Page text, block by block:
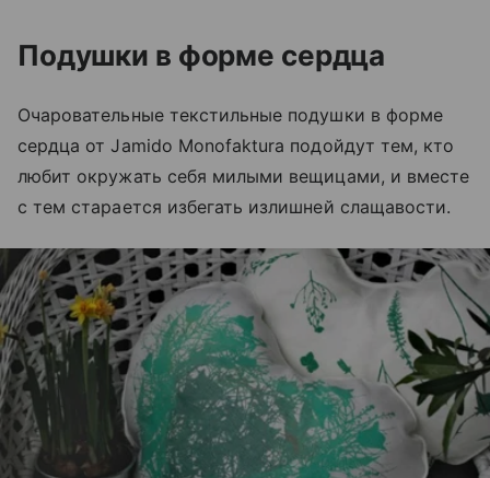
Подушки в форме сердца
Очаровательные текстильные подушки в форме
сердца от Jamido Monofaktura подойдут тем, кто
любит окружать себя милыми вещицами, и вместе
с тем старается избегать излишней слащавости.